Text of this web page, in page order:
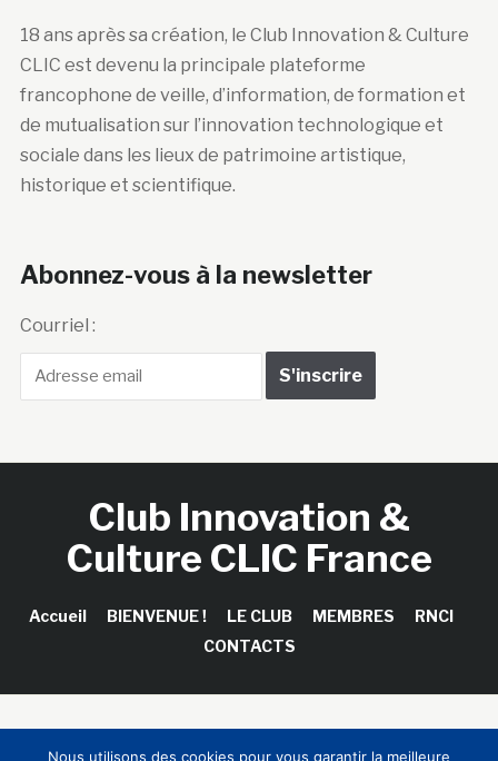
18 ans après sa création, le Club Innovation & Culture
CLIC est devenu la principale plateforme
francophone de veille, d’information, de formation et
de mutualisation sur l’innovation technologique et
sociale dans les lieux de patrimoine artistique,
historique et scientifique.
Abonnez-vous à la newsletter
Courriel :
Club Innovation &
Culture CLIC France
Accueil BIENVENUE ! LE CLUB MEMBRES
RNCI
CONTACTS
Nous utilisons des cookies pour vous garantir la meilleure